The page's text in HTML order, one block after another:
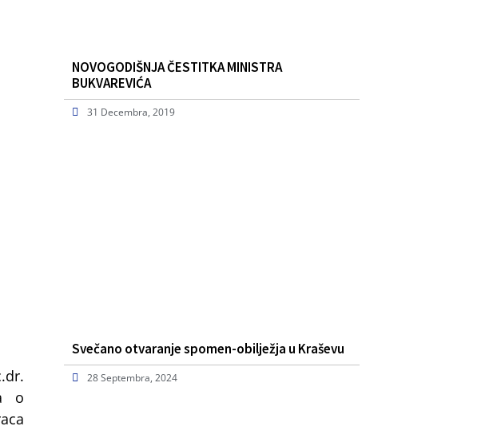
o
NOVOGODIŠNJA ČESTITKA MINISTRA
BUKVAREVIĆA
31 Decembra, 2019
Svečano otvaranje spomen-obilježja u Kraševu
28 Septembra, 2024